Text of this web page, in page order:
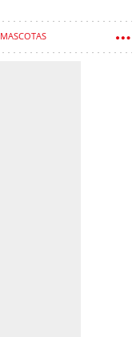
MASCOTAS